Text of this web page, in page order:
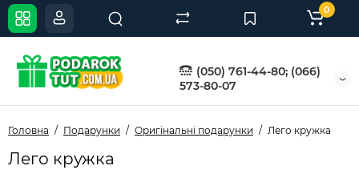
(050) 761-44-80; (066)
573-80-07
0
Головна Подарунки Оригінальні подарунки Лего кружка
Лего кружка